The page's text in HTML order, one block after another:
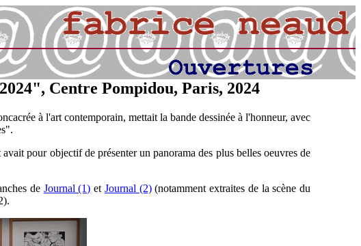
Centre Pompidou, Paris, 2024
à l'art contemporain, mettait la bande dessinée à l'honneur, avec
pour objectif de présenter un panorama des plus belles oeuvres de
de Journal (1) et Journal (2)(notamment extraites de la scène du